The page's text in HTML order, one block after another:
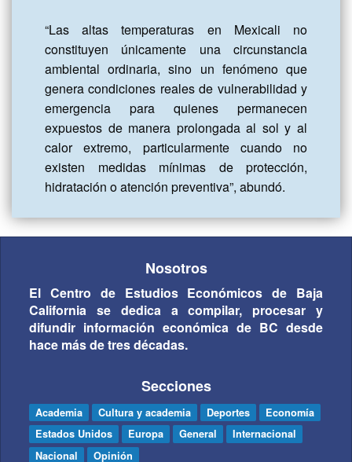
“Las altas temperaturas en Mexicali no
constituyen únicamente una circunstancia
ambiental ordinaria, sino un fenómeno que
genera condiciones reales de vulnerabilidad y
emergencia para quienes permanecen
expuestos de manera prolongada al sol y al
calor extremo, particularmente cuando no
existen medidas mínimas de protección,
hidratación o atención preventiva”, abundó.
Nosotros
El Centro de Estudios Económicos de Baja
California se dedica a compilar, procesar y
difundir información económica de BC desde
hace más de tres décadas.
Secciones
Academia Cultura y academia Deportes
Economía
Estados Unidos
Europa General
Internacional
Nacional
Opinión